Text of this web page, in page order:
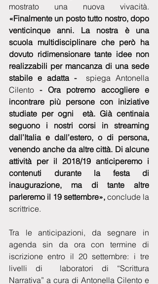
mostrato una nuova vivacità.
«Finalmente un posto tutto nostro, dopo
venticinque anni. La nostra è una
scuola multidisciplinare che però ha
dovuto ridimensionare tante idee non
realizzabili per mancanza di una sede
stabile e adatta - spiega Antonella
Cilento - Ora potremo accogliere e
incontrare più persone con iniziative
studiate per ogni  età. Già centinaia
seguono i nostri corsi in streaming
dall’Italia e dall’estero, o di persona,
venendo anche da altre città. Di alcune
attività per il 2018/19 anticiperemo i
contenuti durante la festa di
inaugurazione, ma di tante altre
parleremo il 19 settembre», conclude la
scrittrice.
Tra le anticipazioni, da segnare in
agenda sin da ora con termine di
iscrizione entro il 20 settembre: i tre
livelli di  laboratori di “Scrittura
Narrativa” a cura di Antonella Cilento e